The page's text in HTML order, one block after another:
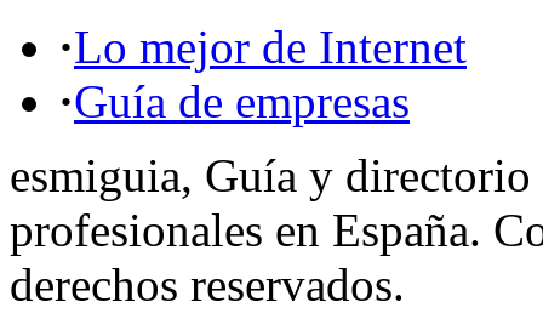
·Lo mejor de Internet
·Guía de empresas
esmiguia, Guía y directorio
profesionales en España.
derechos reservados.